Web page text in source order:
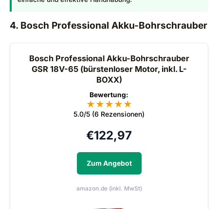
4. Bosch Professional Akku-Bohrschrauber
Bosch Professional Akku-Bohrschrauber
GSR 18V-65 (bürstenloser Motor, inkl. L-
BOXX)
Bewertung:
★★★★★
5.0/5 (6 Rezensionen)
€122,97
Zum Angebot
amazon.de (inkl. MwSt)